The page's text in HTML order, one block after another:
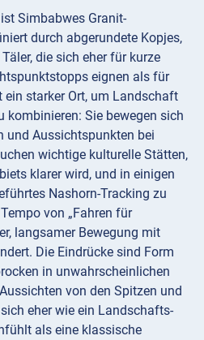
Simbabwes Granit-
durch abgerundete Kopjes,
die sich eher für kurze
eignen als für
ein starker Ort, um Landschaft
kombinieren: Sie bewegen sich
und Aussichtspunkten bei
wichtige kulturelle Stätten,
klarer wird, und in einigen
Nashorn-Tracking zu
von „Fahren für
langsamer Bewegung mit
Die Eindrücke sind Form
in unwahrscheinlichen
von den Spitzen und
eher wie ein Landschafts-
als eine klassische